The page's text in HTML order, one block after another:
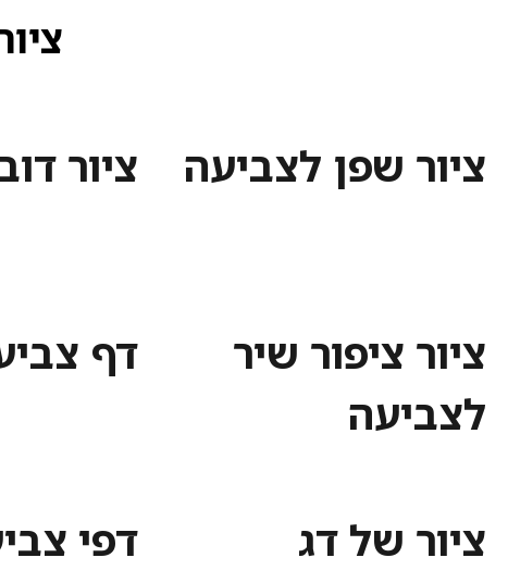
ציור שפן לצביעה ציור
ציור ציפור שיר
לצביעה
דף
ציור של דג
דפי